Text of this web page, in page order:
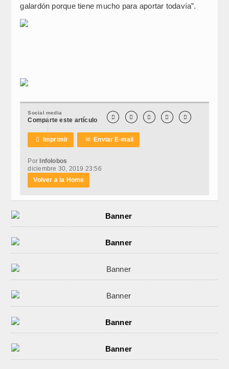
galardón porque tiene mucho para aportar todavía”.
Social media
Comparte este artículo     
 Imprimir ✉Enviar E-mail
Por Infolobos
diciembre 30, 2019 23:56
Volver a la Home